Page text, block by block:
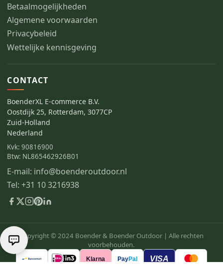
Betaalmogelijkheden
Algemene voorwaarden
Privacybeleid
Wettelijke kennisgeving
CONTACT
BoenderXL E-commerce B.V.
Oostdijk 25, Rotterdam, 3077CP
Zuid-Holland
Nederland
Kvk: 90816900
Btw: NL865462926B01
E-mail: info@boenderoutdoor.nl
Tel: +31 10 3216938
Copyright © 2024 Boender & Boender Outdoor | Alle rechten
voorbehouden.
Klarna PayPal VISA